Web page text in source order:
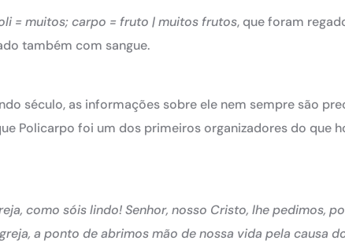
= muitos; carpo = fruto | muitos frutos, que foram
também com sangue.
século, as informações sobre ele nem sempre são
Policarpo foi um dos primeiros organizadores do que
como sóis lindo! Senhor, nosso Cristo, lhe pedimos,
a ponto de abrimos mão de nossa vida pela causa